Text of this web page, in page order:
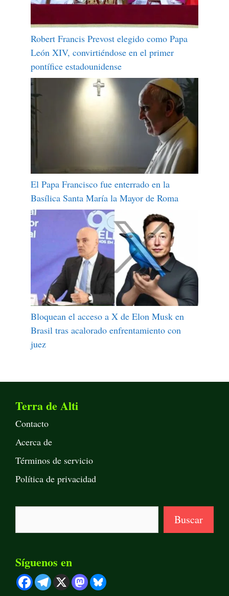
Robert Francis Prevost elegido como Papa
León XIV, convirtiéndose en el primer
pontífice estadounidense
El Papa Francisco fue enterrado en la
Basílica Santa María la Mayor de Roma
Bloquean el acceso a X de Elon Musk en
Brasil tras acalorado enfrentamiento con
juez
Terra de Alti
Contacto
Acerca de
Términos de servicio
Política de privacidad
Buscar
Síguenos en